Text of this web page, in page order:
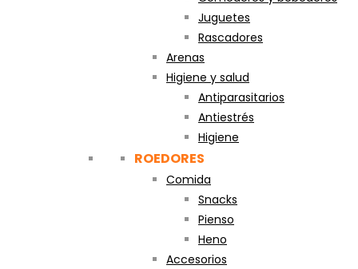
Juguetes
Rascadores
Arenas
Higiene y salud
Antiparasitarios
Antiestrés
Higiene
ROEDORES
Comida
Snacks
Pienso
Heno
Accesorios